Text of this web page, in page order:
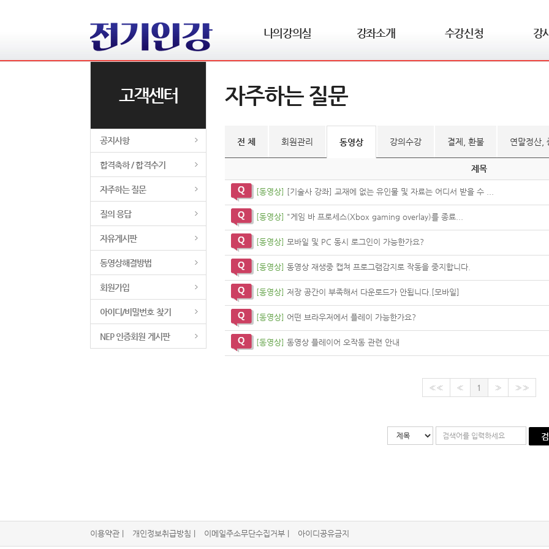
나의강의실
학습자료실
강좌소개 수강신청 강
고객센터
공지사항
합격축하 / 합격수기
자주하는 질문
질의 응답
자유게시판
동영상해결방법
회원가입
아이디/비밀번호 찾기
NEP 인증회원 게시판
자주하는 질문
전 체 회원관리 동영상 강의수강 결제, 환불 연말정산,
제목
[동영상] [기술사 강좌] 교재에 없는 유인물 및 자료는 어디서 받을 수 ...
[동영상] "게임 바 프로세스(Xbox gaming overlay)를 종료...
[동영상] 모바일 및 PC 동시 로그인이 가능한가요?
[동영상] 동영상 재생중 캡쳐 프로그램감지로 작동을 중지합니다.
[동영상] 저장 공간이 부족해서 다운로드가 안됩니다.[모바일]
[동영상] 어떤 브라우저에서 플레이 가능한가요?
[동영상] 동영상 플레이어 오작동 관련 안내
«« « 1 » »»
이용약관 개인정보취급방침 이메일주소무단수집거부 | 아이디공유금지